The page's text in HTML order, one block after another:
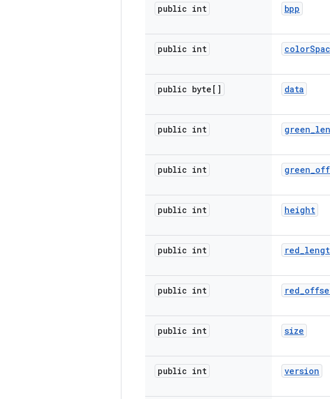
public int bpp
public int color
public byte[] data
public int green_
public int green_
public int height
public int red_
public int red_
public int size
public int version